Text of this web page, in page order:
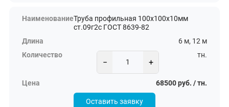
Труба профильная 100х100х10мм
ст.09г2с ГОСТ 8639-82
6 м, 12 м
− +
тн.
68500 руб. / тн.
Оставить заявку